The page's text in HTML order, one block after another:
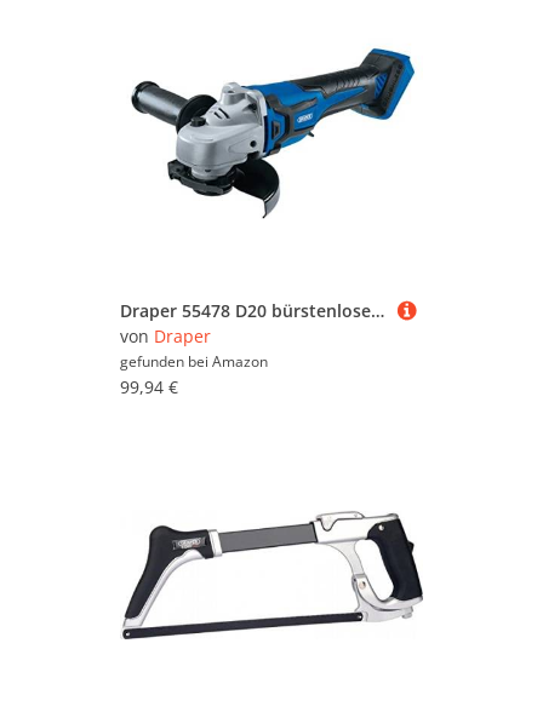
Draper 55478 D20 bürstenloser Schleifer, 20 V, blank
von Draper
gefunden bei Amazon
99,94 €